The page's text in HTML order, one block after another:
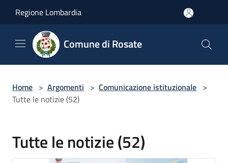
Regione Lombardia
Comune di Rosate
Home > Argomenti > Comunicazione istituzionale >
Tutte le notizie (52)
Tutte le notizie (52)